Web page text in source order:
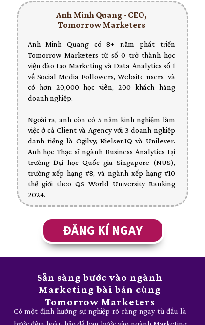
ĐĂNG KÍ NGAY
Anh Minh Quang có 8+ năm phát triển
Tomorrow Marketers từ số 0 trở thành học
viện đào tạo Marketing và Data Analytics số 1
về Social Media Followers, Website users, và
có hơn 20,000 học viên, 200 khách hàng
doanh nghiệp.
Ngoài ra, anh còn có 5 năm kinh nghiệm làm
việc ở cả Client và Agency với 3 doanh nghiệp
danh tiếng là Ogilvy, NielsenIQ và Unilever.
Anh học Thạc sĩ ngành Business Analytics tại
trường Đại học Quốc gia Singapore (NUS),
trường xếp hạng #8, và ngành xếp hạng #10
thế giới theo QS World University Ranking
2024.
Anh Minh Quang - CEO,
Tomorrow Marketers
Sẵn sàng bước vào ngành
Marketing bài bản cùng
Tomorrow Marketers
Có một định hướng sự nghiệp rõ ràng ngay từ đầu là